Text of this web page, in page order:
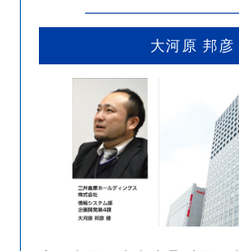
大河原 邦彦